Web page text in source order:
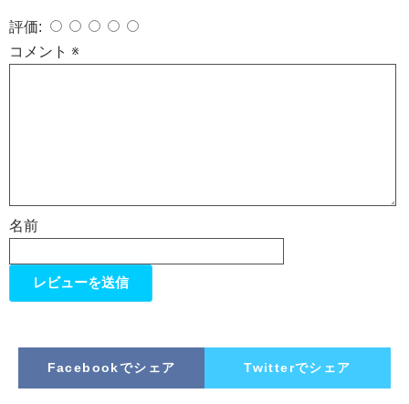
コメント ※
名前
評価:
Facebookでシェア Twitterでシェア